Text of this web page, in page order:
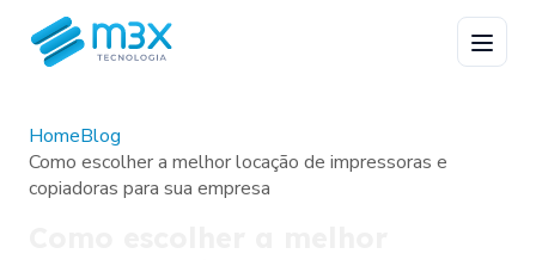
HomeBlog
Como escolher a melhor locação de impressoras e
copiadoras para sua empresa